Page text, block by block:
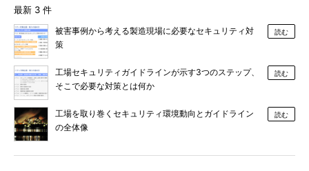
最新 3 件
被害事例から考える製造現場に必要なセキュリティ対
策
読む
工場セキュリティガイドラインが示す3つのステップ、
そこで必要な対策とは何か
読む
工場を取り巻くセキュリティ環境動向とガイドライン
の全体像
読む